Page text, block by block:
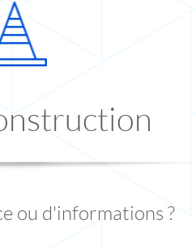
ou d'informations ?